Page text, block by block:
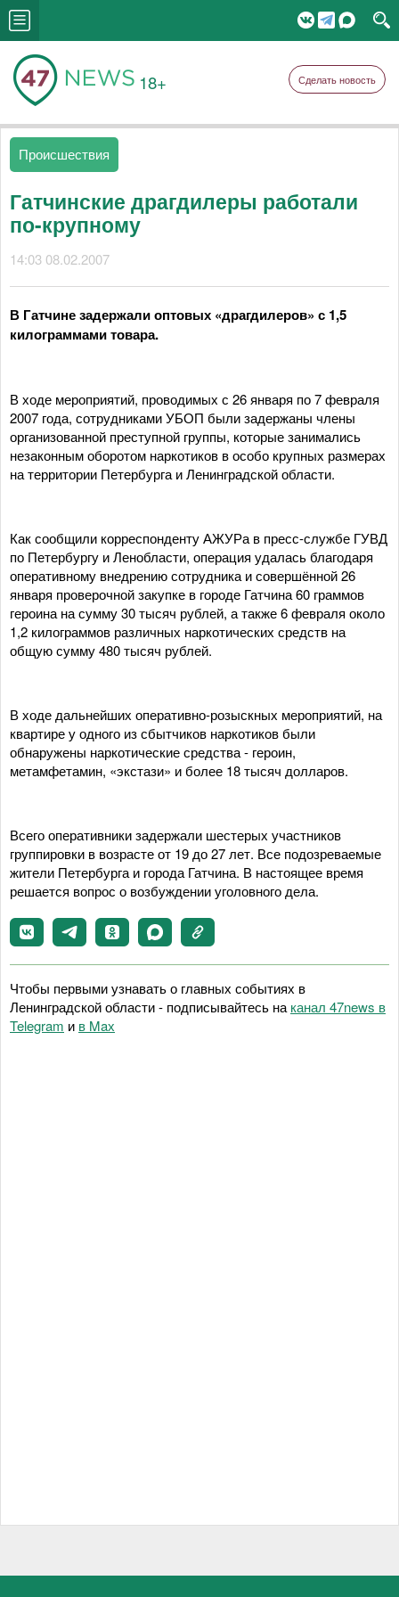
18+ Сделать новость
Происшествия
Гатчинские драгдилеры работали
по-крупному
14:03 08.02.2007
В Гатчине задержали оптовых «драгдилеров» с 1,5
килограммами товара.
В ходе мероприятий, проводимых с 26 января по 7 февраля
2007 года, сотрудниками УБОП были задержаны члены
организованной преступной группы, которые занимались
незаконным оборотом наркотиков в особо крупных размерах
на территории Петербурга и Ленинградской области.
Как сообщили корреспонденту АЖУРа в пресс-службе ГУВД
по Петербургу и Ленобласти, операция удалась благодаря
оперативному внедрению сотрудника и совершённой 26
января проверочной закупке в городе Гатчина 60 граммов
героина на сумму 30 тысяч рублей, а также 6 февраля около
1,2 килограммов различных наркотических средств на
общую сумму 480 тысяч рублей.
В ходе дальнейших оперативно-розыскных мероприятий, на
квартире у одного из сбытчиков наркотиков были
обнаружены наркотические средства - героин,
метамфетамин, «экстази» и более 18 тысяч долларов.
Всего оперативники задержали шестерых участников
группировки в возрасте от 19 до 27 лет. Все подозреваемые
жители Петербурга и города Гатчина. В настоящее время
решается вопрос о возбуждении уголовного дела.
Чтобы первыми узнавать о главных событиях в
Ленинградской области - подписывайтесь на канал 47news в
Telegram и в Maх